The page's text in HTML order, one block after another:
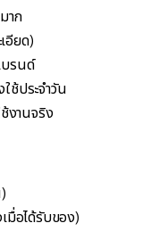
าก
อียด)
รนด์
ช้ประจำวัน
งานจริง
มื่อได้รับของ)